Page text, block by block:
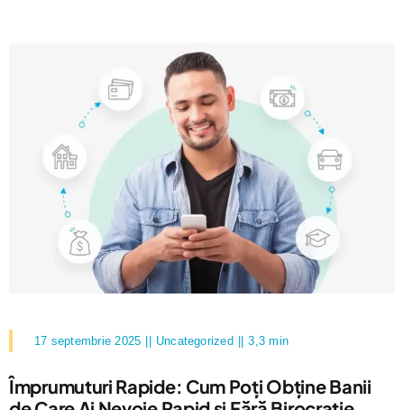
17 septembrie 2025 Uncategorized 3,3 min
Împrumuturi Rapide: Cum Poți Obține Banii